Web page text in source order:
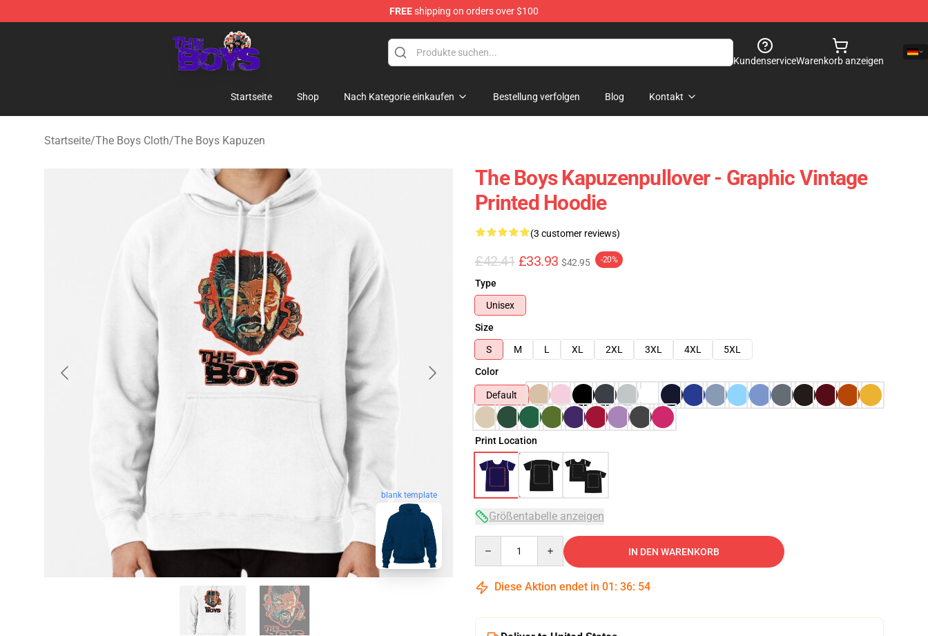
FREEshipping on orders over $100
The Boys Store - Official The Boys Merchandise Shop
KundenserviceWarenkorb anzeigen
Startseite Shop Nach Kategorie einkaufen Bestellung verfolgen Blog Kontakt
Startseite/The Boys Cloth/The Boys Kapuzen
blank template
The Boys Kapuzenpullover - Graphic Vintage
Printed Hoodie
(3 customer reviews)
£42.41 £33.93 $42.95 -20%
Type
Unisex
Size
S
M L XL 2XL 3XL 4XL
5XL
Color
Default
Print Location
Größentabelle anzeigen
IN DEN WARENKORB
Diese Aktion endet in 01 : 36: 53